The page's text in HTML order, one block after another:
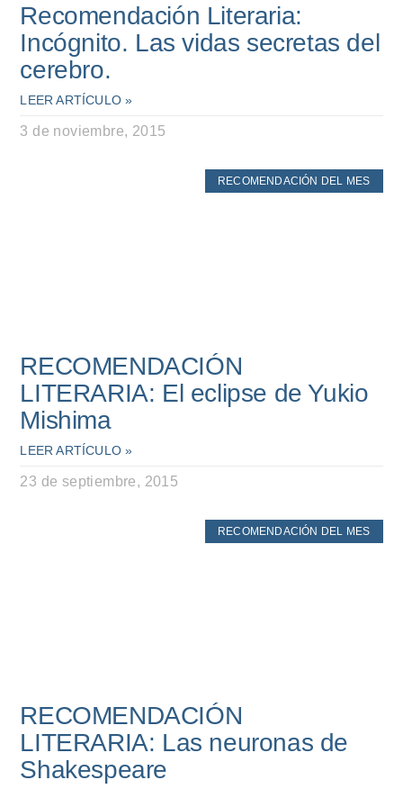
Recomendación Literaria:
Incógnito. Las vidas secretas del
cerebro.
LEER ARTÍCULO »
3 de noviembre, 2015
RECOMENDACIÓN DEL MES
RECOMENDACIÓN
LITERARIA: El eclipse de Yukio
Mishima
LEER ARTÍCULO »
23 de septiembre, 2015
RECOMENDACIÓN DEL MES
RECOMENDACIÓN
LITERARIA: Las neuronas de
Shakespeare